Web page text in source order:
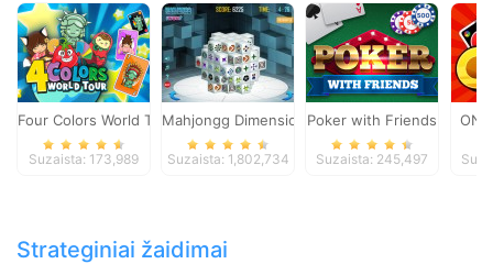
Four Colors World Tour
Suzaista: 173,989
Mahjongg Dimensions
Suzaista: 1,802,734
Poker with Friends
Suzaista: 245,497
Strateginiai žaidimai